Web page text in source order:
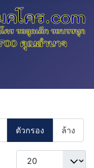
ตัวกรอง ล้าง
แสดง #